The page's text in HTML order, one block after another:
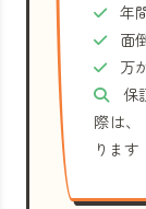
年
面
万
保
際は、
ります